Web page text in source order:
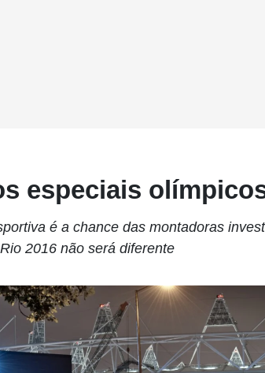
especiais
é a chance das montadoras
2016 não será diferente